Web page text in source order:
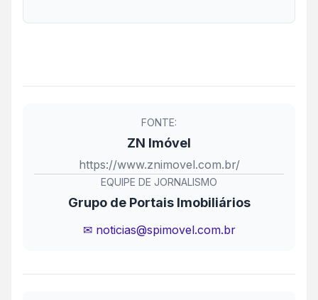
FONTE:
ZN Imóvel
https://www.znimovel.com.br/
EQUIPE DE JORNALISMO
Grupo de Portais Imobiliários
✉ noticias@spimovel.com.br